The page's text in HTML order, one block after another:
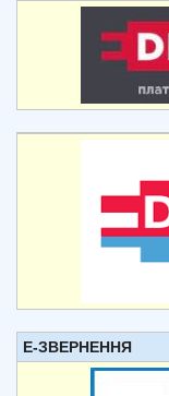
Е-ЗВЕРНЕННЯ